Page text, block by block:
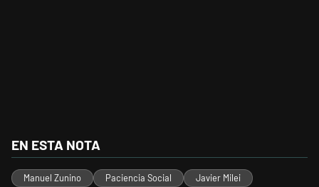
EN ESTA NOTA
Manuel Zunino Paciencia Social Javier Milei